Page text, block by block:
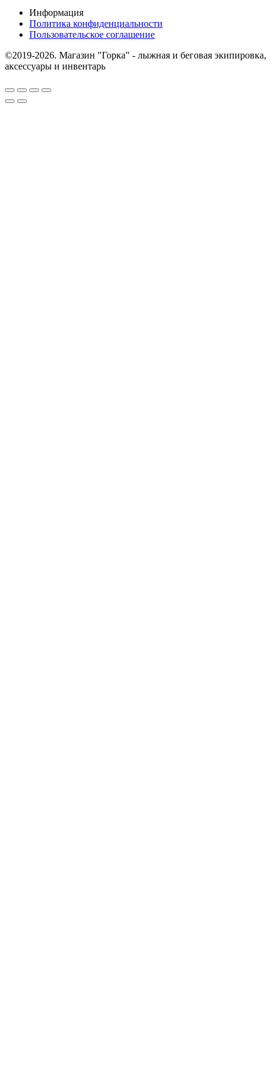
Информация
Политика конфиденциальности
Пользовательское соглашение
©2019-2026. Магазин "Горка" - лыжная и беговая экипировка,
аксессуары и инвентарь